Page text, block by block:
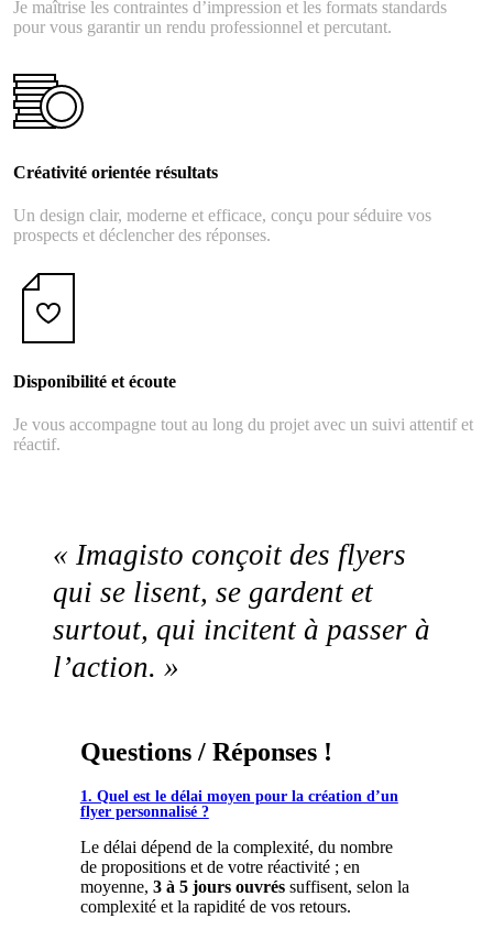
Je maîtrise les contraintes d’impression et les formats standards
pour vous garantir un rendu professionnel et percutant.
Créativité orientée résultats
Un design clair, moderne et efficace, conçu pour séduire vos
prospects et déclencher des réponses.
Disponibilité et écoute
Je vous accompagne tout au long du projet avec un suivi attentif et
réactif.
« Imagisto conçoit des flyers
qui se lisent, se gardent et
surtout, qui incitent à passer à
l’action. »
Questions / Réponses !
1. Quel est le délai moyen pour la création d’un
flyer personnalisé ?
Le délai dépend de la complexité, du nombre
de propositions et de votre réactivité ; en
moyenne, 3 à 5 jours ouvréssuffisent, selon la
complexité et la rapidité de vos retours.